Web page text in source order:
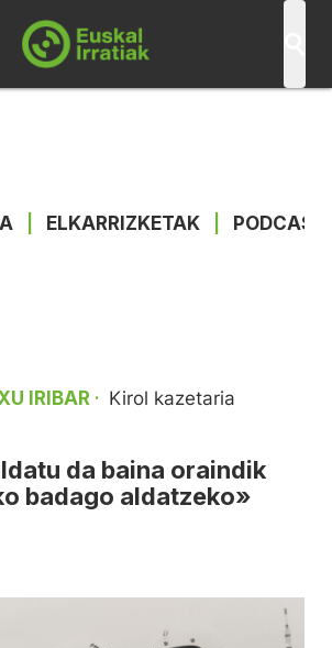
ELKARRIZKETAK
IRIBAR · Kirol kazetaria
da baina oraindik
badago aldatzeko»